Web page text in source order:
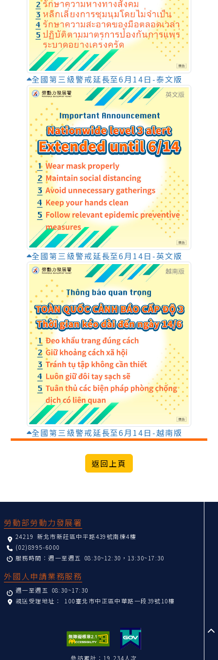
全國第三級警戒延長至6月14日-泰文版
全國第三級警戒延長至6月14日-英文版
全國第三級警戒延長至6月14日-越南版
勞動部勞動力發展署
24219 新北市新莊區中平路439號南棟4樓
(02)8995-6000
服務時間：週一至週五 08:30~12:30，13:30~17:30
外國人申請業務服務
週一至週五 08:30~17:30
親送受理地址： 100臺北市中正區中華路一段39號10樓
參訪累計：19,234人次
至